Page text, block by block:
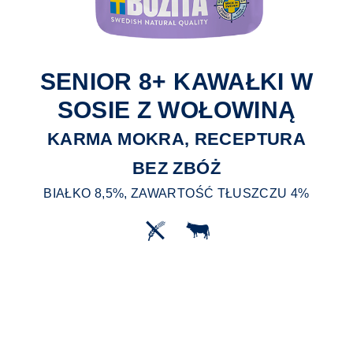
SENIOR 8+ KAWAŁKI W
SOSIE Z WOŁOWINĄ
KARMA MOKRA, RECEPTURA
BEZ ZBÓŻ
BIAŁKO 8,5%, ZAWARTOŚĆ TŁUSZCZU 4%